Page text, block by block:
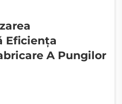
Eficiența
A Pungilor